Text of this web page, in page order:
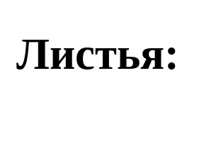
Листья: